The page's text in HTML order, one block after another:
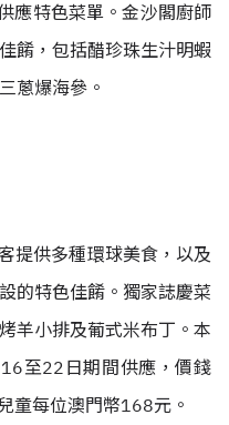
應特色菜單。金沙閣廚師
餚，包括醋珍珠生汁明蝦
蔥爆海參。
提供多種環球美食，以及
的特色佳餚。獨家誌慶菜
羊小排及葡式米布丁。本
至22日期間供應，價錢
童每位澳門幣168元。